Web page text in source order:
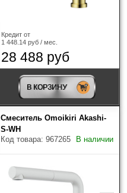
Кредит от
1 448.14 руб / мес.
28 488 руб
В КОРЗИНУ
Смеситель Omoikiri Akashi-
S-WH
Код товара: 967265
В наличии